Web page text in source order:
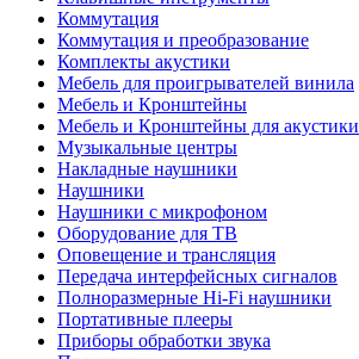
Коммутация
Коммутация и преобразование
Комплекты акустики
Мебель для проигрывателей винила
Мебель и Кронштейны
Мебель и Кронштейны для акустики
Музыкальные центры
Накладные наушники
Наушники
Наушники с микрофоном
Оборудование для ТВ
Оповещение и трансляция
Передача интерфейсных сигналов
Полноразмерные Hi-Fi наушники
Портативные плееры
Приборы обработки звука